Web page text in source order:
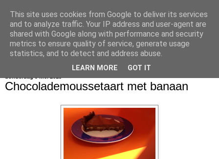
bijna net zo lekker als thuis
Chocolademoussetaart met banaan
This site uses cookies from Google to deliver its services
and to analyze traffic. Your IP address and user-agent are
shared with Google along with performance and security
metrics to ensure quality of service, generate usage
statistics, and to detect and address abuse.
LEARN MORE GOT IT